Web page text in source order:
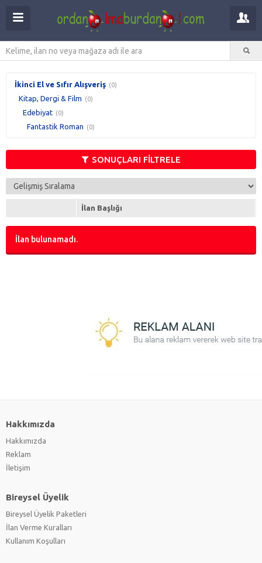
İkinci El ve Sıfır Alışveriş (0)
Kitap, Dergi & Film (0)
Edebiyat (0)
Fantastik Roman (0)
SONUÇLARI FİLTRELE
İlan Başlığı
İlan bulunamadı.
Hakkımızda
Hakkımızda
Reklam
İletişim
Bireysel Üyelik
Bireysel Üyelik Paketleri
İlan Verme Kuralları
Kullanım Koşulları